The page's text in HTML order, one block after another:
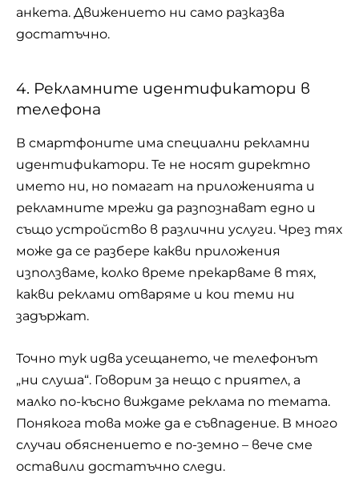
анкета. Движението ни само разказва
достатъчно.
4. Рекламните идентификатори в
телефона
В смартфоните има специални рекламни
идентификатори. Те не носят директно
името ни, но помагат на приложенията и
рекламните мрежи да разпознават едно и
също устройство в различни услуги. Чрез тях
може да се разбере какви приложения
използваме, колко време прекарваме в тях,
какви реклами отваряме и кои теми ни
задържат.
Точно тук идва усещането, че телефонът
„ни слуша“. Говорим за нещо с приятел, а
малко по-късно виждаме реклама по темата.
Понякога това може да е съвпадение. В много
случаи обяснението е по-земно – вече сме
оставили достатъчно следи.